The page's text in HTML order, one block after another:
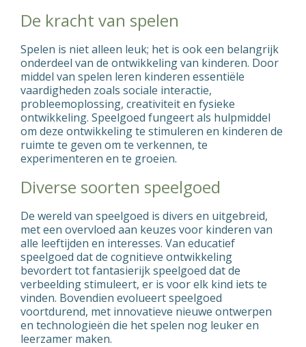
De kracht van spelen
Spelen is niet alleen leuk; het is ook een belangrijk
onderdeel van de ontwikkeling van kinderen. Door
middel van spelen leren kinderen essentiële
vaardigheden zoals sociale interactie,
probleemoplossing, creativiteit en fysieke
ontwikkeling. Speelgoed fungeert als hulpmiddel
om deze ontwikkeling te stimuleren en kinderen de
ruimte te geven om te verkennen, te
experimenteren en te groeien.
Diverse soorten speelgoed
De wereld van speelgoed is divers en uitgebreid,
met een overvloed aan keuzes voor kinderen van
alle leeftijden en interesses. Van educatief
speelgoed dat de cognitieve ontwikkeling
bevordert tot fantasierijk speelgoed dat de
verbeelding stimuleert, er is voor elk kind iets te
vinden. Bovendien evolueert speelgoed
voortdurend, met innovatieve nieuwe ontwerpen
en technologieën die het spelen nog leuker en
leerzamer maken.